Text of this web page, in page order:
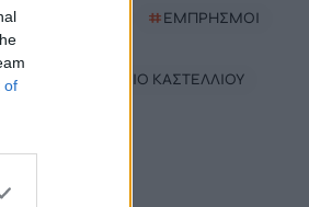
of
#ΕΜΠΡΗΣΜΟΙ
ΑΕΡΟΔΡΟΜΙΟ ΚΑΣΤΕΛΛΙΟΥ